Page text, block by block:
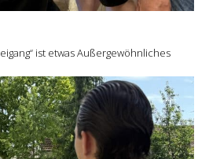
ist etwas Außergewöhnliches